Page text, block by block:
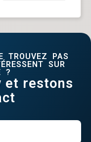
TROUVEZ PAS
SUR
?
et restons